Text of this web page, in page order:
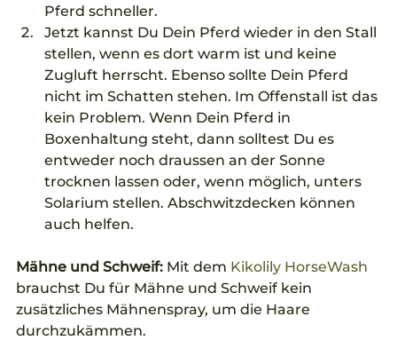
Pferd schneller.
Jetzt kannst Du Dein Pferd wieder in den Stall
stellen, wenn es dort warm ist und keine
Zugluft herrscht. Ebenso sollte Dein Pferd
nicht im Schatten stehen. Im Offenstall ist das
kein Problem. Wenn Dein Pferd in
Boxenhaltung steht, dann solltest Du es
entweder noch draussen an der Sonne
trocknen lassen oder, wenn möglich, unters
Solarium stellen. Abschwitzdecken können
auch helfen.
Mähne und Schweif: Mit dem Kikolily HorseWash
brauchst Du für Mähne und Schweif kein
zusätzliches Mähnenspray, um die Haare
durchzukämmen.